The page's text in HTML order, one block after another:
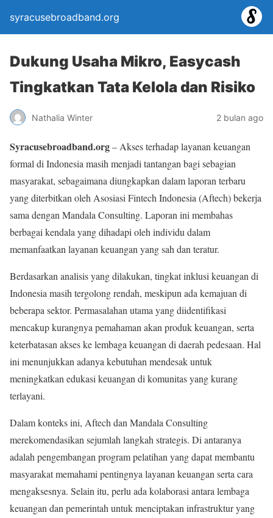
syracusebroadband.org
Dukung Usaha Mikro, Easycash
Tingkatkan Tata Kelola dan Risiko
Nathalia Winter 2 bulan ago
Syracusebroadband.org– Akses terhadap layanan keuangan
formal di Indonesia masih menjadi tantangan bagi sebagian
masyarakat, sebagaimana diungkapkan dalam laporan terbaru
yang diterbitkan oleh Asosiasi Fintech Indonesia (Aftech) bekerja
sama dengan Mandala Consulting. Laporan ini membahas
berbagai kendala yang dihadapi oleh individu dalam
memanfaatkan layanan keuangan yang sah dan teratur.
Berdasarkan analisis yang dilakukan, tingkat inklusi keuangan di
Indonesia masih tergolong rendah, meskipun ada kemajuan di
beberapa sektor. Permasalahan utama yang diidentifikasi
mencakup kurangnya pemahaman akan produk keuangan, serta
keterbatasan akses ke lembaga keuangan di daerah pedesaan. Hal
ini menunjukkan adanya kebutuhan mendesak untuk
meningkatkan edukasi keuangan di komunitas yang kurang
terlayani.
Dalam konteks ini, Aftech dan Mandala Consulting
merekomendasikan sejumlah langkah strategis. Di antaranya
adalah pengembangan program pelatihan yang dapat membantu
masyarakat memahami pentingnya layanan keuangan serta cara
mengaksesnya. Selain itu, perlu ada kolaborasi antara lembaga
keuangan dan pemerintah untuk menciptakan infrastruktur yang